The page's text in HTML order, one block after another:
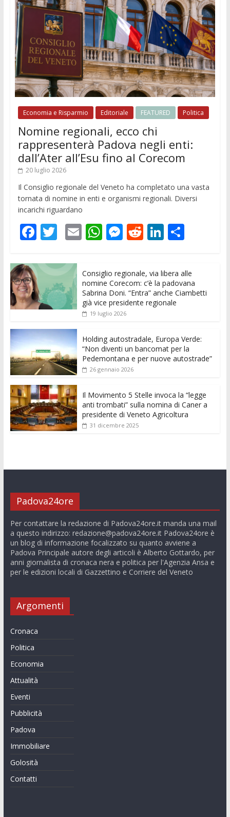
Economia e Risparmio Editoriale FEATURED Politica
Nomine regionali, ecco chi
rappresenterà Padova negli enti:
dall’Ater all’Esu fino al Corecom
20 luglio 2026
Il Consiglio regionale del Veneto ha completato una vasta
tornata di nomine in enti e organismi regionali. Diversi
incarichi riguardano
F
e
b
o
o
k
T
itt
er
E
l
W
at
s
A
p
M
e
n
g
R
di
t
Li
k
e
dI
C
n
di
vi
Consiglio regionale, via libera alle
nomine Corecom: c’è la padovana
Sabrina Doni. “Entra” anche Ciambetti
già vice presidente regionale
19 luglio 2026
Holding autostradale, Europa Verde:
“Non diventi un bancomat per la
Pedemontana e per nuove autostrade”
26 gennaio 2026
Il Movimento 5 Stelle invoca la “legge
anti trombati” sulla nomina di Caner a
presidente di Veneto Agricoltura
31 dicembre 2025
Padova24ore
Per contattare la redazione di Padova24ore.it manda una mail
a questo indirizzo: redazione@padova24ore.itPadova24ore è
un blog di informazione focalizzato su quanto avviene a
Padova Principale autore degli articoli è Alberto Gottardo, per
anni giornalista di cronaca nera e politica per l'Agenzia Ansa e
per le edizioni locali di Gazzettino e Corriere del Veneto
Argomenti
Cronaca
Politica
Economia
Attualità
Eventi
Pubblicità
Padova
Immobiliare
Golosità
Contatti